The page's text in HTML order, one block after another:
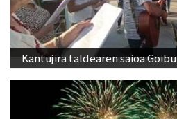
Kantujira taldearen saioa